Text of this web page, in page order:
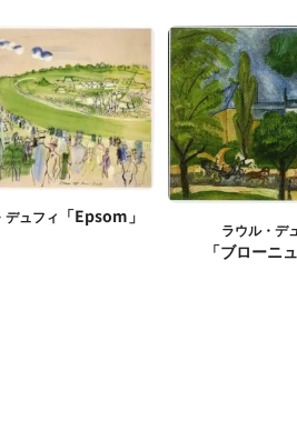
デュフィ 「Epsom」
ラウル・デ
「ブローニ